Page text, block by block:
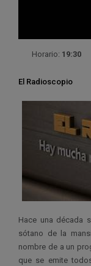
Horario: 19:30
El Radioscopio
Hace una década
sótano de la
nombre de a un
que se emite